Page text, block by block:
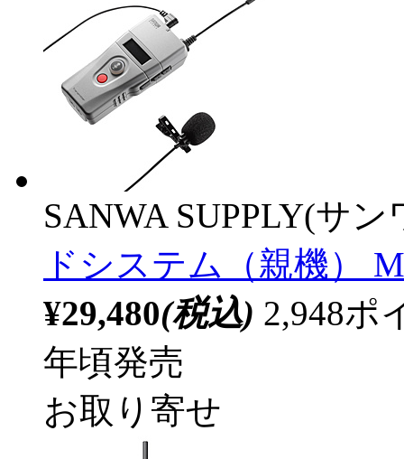
SANWA SUPPLY(サ
ドシステム（親機）
¥29,480(税込) 2,948ポ
年頃発売
お取り寄せ